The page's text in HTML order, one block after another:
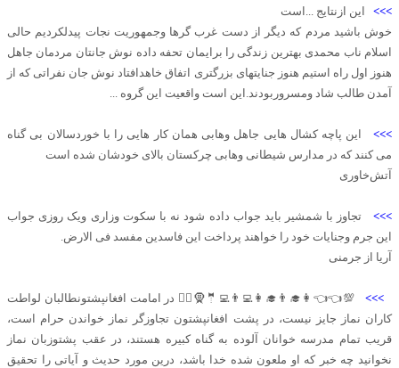
>>> این ازنتایج ...است
خوش باشید مردم که دیگر از دست غرب گرها وجمهوریت نجات پیدلکردیم حالی
اسلام ناب محمدی بهترین زندگی را برایمان تحفه داده نوش جانتان مردمان جاهل
هنوز اول راه استیم هنوز جنایتهای بزرگتری اتفاق خاهدافتاد نوش جان نفراتی که از
آمدن طالب شاد ومسروربودند.این است واقعیت این گروه ...
>>> این پاچه کشال هایی جاهل وهابی همان کار هایی را با خوردسالان بی گناه
می کنند که در مدارس شیطانی وهابی چرکستان بالای خودشان شده است
آتش‌خاوری
>>> تجاوز با شمشیر باید جواب داده شود نه با سکوت وزاری ویک روزی جواب
این جرم وجنایات خود را خواهند پرداخت این فاسدین مفسد فی الارض.
آریا از جرمنی
>>> 💯👈👈👩‍🎓👨‍🎓👩‍💻👨‍💻🤵🧕🦸‍♂️ در امامت افغانپشتونطالبان لواطت
کاران نماز جایز نیست، در پشت افغانپشتون تجاوزگر نماز خواندن حرام است،
قریب تمام مدرسه خوانان آلوده به گناه کبیره هستند، در عقب پشتوزبان نماز
نخوانید چه خبر که او ملعون شده خدا باشد، درین مورد حدیث و آیاتی را تحقیق